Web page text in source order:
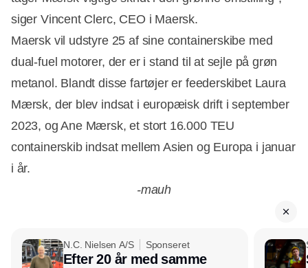
siger Vincent Clerc, CEO i Maersk.
Maersk vil udstyre 25 af sine containerskibe med
dual-fuel motorer, der er i stand til at sejle på grøn
metanol. Blandt disse fartøjer er feederskibet Laura
Mærsk, der blev indsat i europæisk drift i september
2023, og Ane Mærsk, et stort 16.000 TEU
containerskib indsat mellem Asien og Europa i januar
i år.
Annonce
-mauh
N.C. Nielsen A/S Sponseret
Efter 20 år med samme